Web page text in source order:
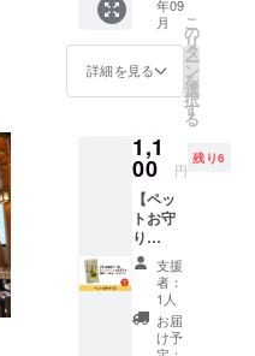
12畳程
度 設
備：6人
掛け
途調整
させて
いただ
きま
す。 ※
有効期
限は
2023年
9月から
1年間で
す。
守り
を！ 首
輪につ
けられ
る、小
さ目サ
なって
いま
す。 車
のライ
ト等に
強く反
射する
ため、
事故防
止にも
なりま
年09
月
詳細を見る
こ
の
リ
タ
ー
ン
を
選
択
す
る
1,1
00 円
残り6
【ペッ
トお守
り
（犬）
】 大切
な家族
の一
員、わ
支援
者：
1人
お届
け予